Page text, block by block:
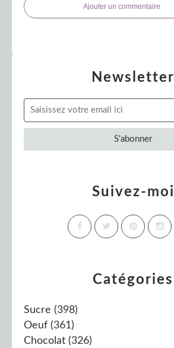
Ajouter un commentaire
Newsletter
Catégories
Sucre (398)
Oeuf (361)
Chocolat (326)
Suivez-moi